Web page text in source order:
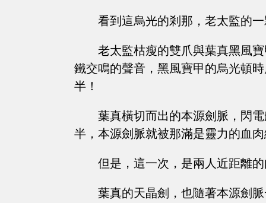
看到這烏光的剎那，老太監的
老太監枯瘦的雙爪與葉真黑風
鐵交鳴的聲音，黑風寶甲的烏光頓
半！
葉真橫切而出的本源劍脈，閃
半，本源劍脈就被那滿是靈力的血
但是，這一次，是兩人近距離
葉真的天晶劍，也隨著本源劍